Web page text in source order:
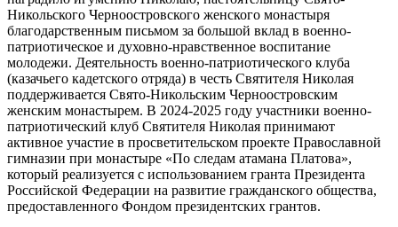
Никольского Черноостровского женского монастыря
благодарственным письмом за большой вклад в военно-
патриотическое и духовно-нравственное воспитание
молодежи. Деятельность военно-патриотического клуба
(казачьего кадетского отряда) в честь Святителя Николая
поддерживается Свято-Никольским Черноостровским
женским монастырем. В 2024-2025 году участники военно-
патриотический клуб Святителя Николая принимают
активное участие в просветительском проекте Православной
гимназии при монастыре «По следам атамана Платова»,
который реализуется с использованием гранта Президента
Российской Федерации на развитие гражданского общества,
предоставленного Фондом президентских грантов.